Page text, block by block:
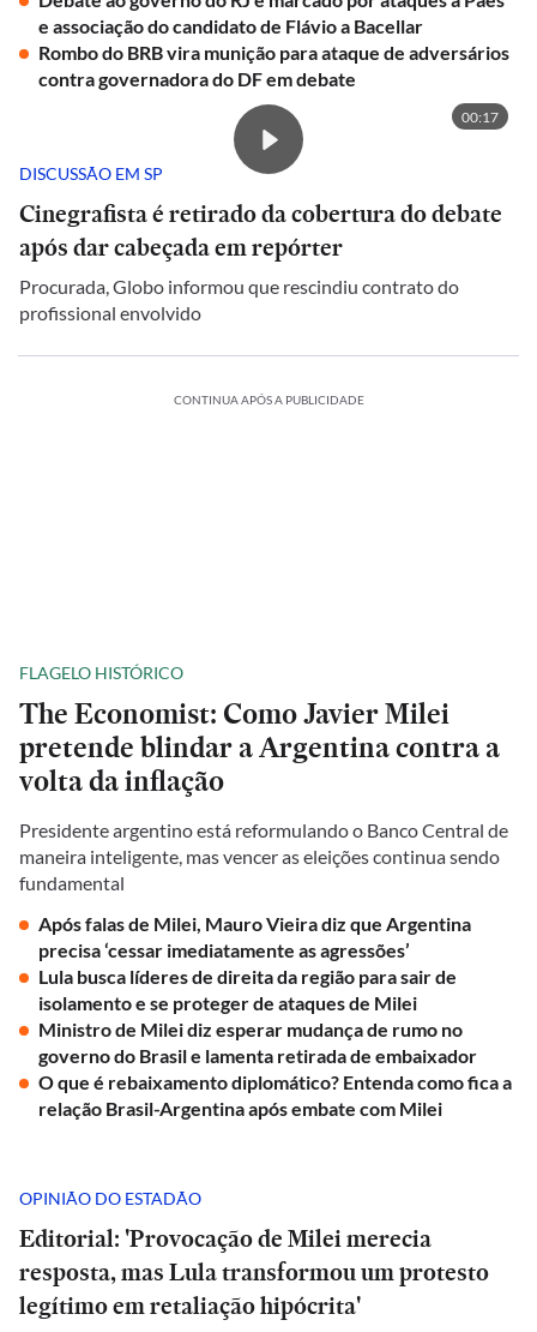
e associação do candidato de Flávio a Bacellar
Rombo do BRB vira munição para ataque de adversários
contra governadora do DF em debate
00:17
DISCUSSÃO EM SP
Cinegrafista é retirado da cobertura do debate
após dar cabeçada em repórter
Procurada, Globo informou que rescindiu contrato do
profissional envolvido
CONTINUA APÓS A PUBLICIDADE
FLAGELO HISTÓRICO
The Economist: Como Javier Milei
pretende blindar a Argentina contra a
volta da inflação
Presidente argentino está reformulando o Banco Central de
maneira inteligente, mas vencer as eleições continua sendo
fundamental
Após falas de Milei, Mauro Vieira diz que Argentina
precisa ‘cessar imediatamente as agressões’
Lula busca líderes de direita da região para sair de
isolamento e se proteger de ataques de Milei
Ministro de Milei diz esperar mudança de rumo no
governo do Brasil e lamenta retirada de embaixador
O que é rebaixamento diplomático? Entenda como fica a
relação Brasil-Argentina após embate com Milei
OPINIÃO DO ESTADÃO
Editorial: 'Provocação de Milei merecia
resposta, mas Lula transformou um protesto
legítimo em retaliação hipócrita'